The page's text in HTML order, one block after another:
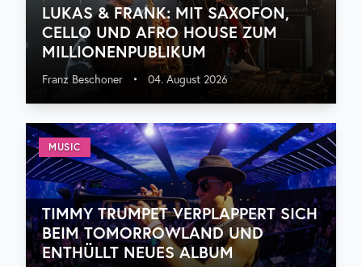
LUKAS & FRANK: MIT SAXOFON,
CELLO UND AFRO HOUSE ZUM
MILLIONENPUBLIKUM
Franz Beschoner • 04. August 2026
MUSIC
TIMMY TRUMPET VERPLAPPERT SICH
BEIM TOMORROWLAND UND
ENTHÜLLT NEUES ALBUM